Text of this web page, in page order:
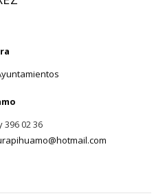
396 02 36
PÉREZ